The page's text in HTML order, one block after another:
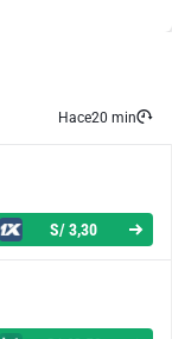
Hace20 min
S/ 3,30